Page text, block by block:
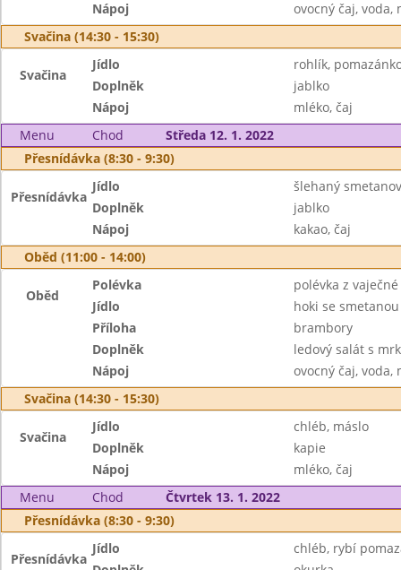
Nápoj
ovocný čaj, voda,
Svačina (14:30 - 15:30)
Svačina
Jídlo
rohlík,
Doplněk
jablko
Nápoj
mléko, čaj
Menu
Chod
Středa 12. 1. 2022
Přesnídávka (8:30 - 9:30)
Přesnídávka
Jídlo
šlehaný
Doplněk
jablko
Nápoj
kakao, čaj
Oběd (11:00 - 14:00)
Oběd
Polévka
polévka z
Jídlo
hoki se smetanou
Příloha
brambory
Doplněk
ledový salát s
Nápoj
ovocný čaj, voda,
Svačina (14:30 - 15:30)
Svačina
Jídlo
chléb, máslo
Doplněk
kapie
Nápoj
mléko, čaj
Menu
Chod
Čtvrtek 13. 1. 2022
Přesnídávka (8:30 - 9:30)
Přesnídávka
Jídlo
chléb, rybí